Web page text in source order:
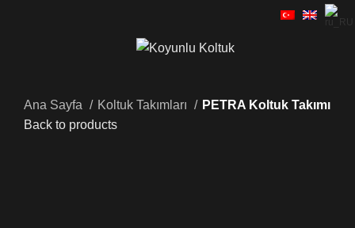
Ana Sayfa Koltuk Takımları
PETRA Koltuk Takımı
Back to products